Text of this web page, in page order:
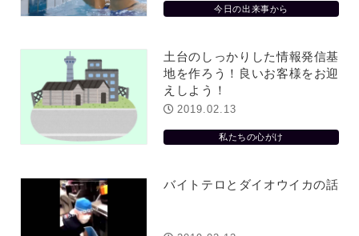
今日の出来事から
土台のしっかりした情報発信基
地を作ろう！良いお客様をお迎
えしよう！
私たちの心がけ
2019.02.13
バイトテロとダイオウイカの話